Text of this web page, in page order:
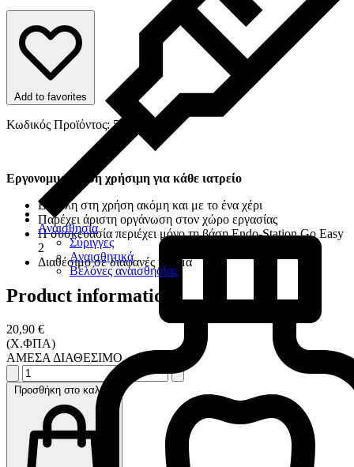
Αναισθησία
Σύριγγες
Αναισθητικά
Βελόνες αναισθησίας
Add to favorites
Κωδικός Προϊόντος: 5302
Εργονομική βάση χρήσιμη για κάθε ιατρείο
Εύκολη στη χρήση ακόμη και με το ένα χέρι
Παρέχει άριστη οργάνωση στον χώρο εργασίας
Η συσκευασία περιέχει μόνο τη βάση Endo-Station Go Easy
2
Διαθέσιμo σε διαφανές χρώμα
Product information
20,90 €
(Χ.ΦΠΑ)
ΑΜΕΣΑ ΔΙΑΘΕΣΙΜΟ
Προσθήκη στο καλάθι